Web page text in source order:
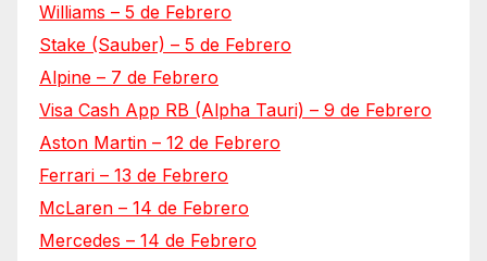
Williams – 5 de Febrero
Stake (Sauber) – 5 de Febrero
Alpine – 7 de Febrero
Visa Cash App RB (Alpha Tauri) – 9 de Febrero
Aston Martin – 12 de Febrero
Ferrari – 13 de Febrero
McLaren – 14 de Febrero
Mercedes – 14 de Febrero